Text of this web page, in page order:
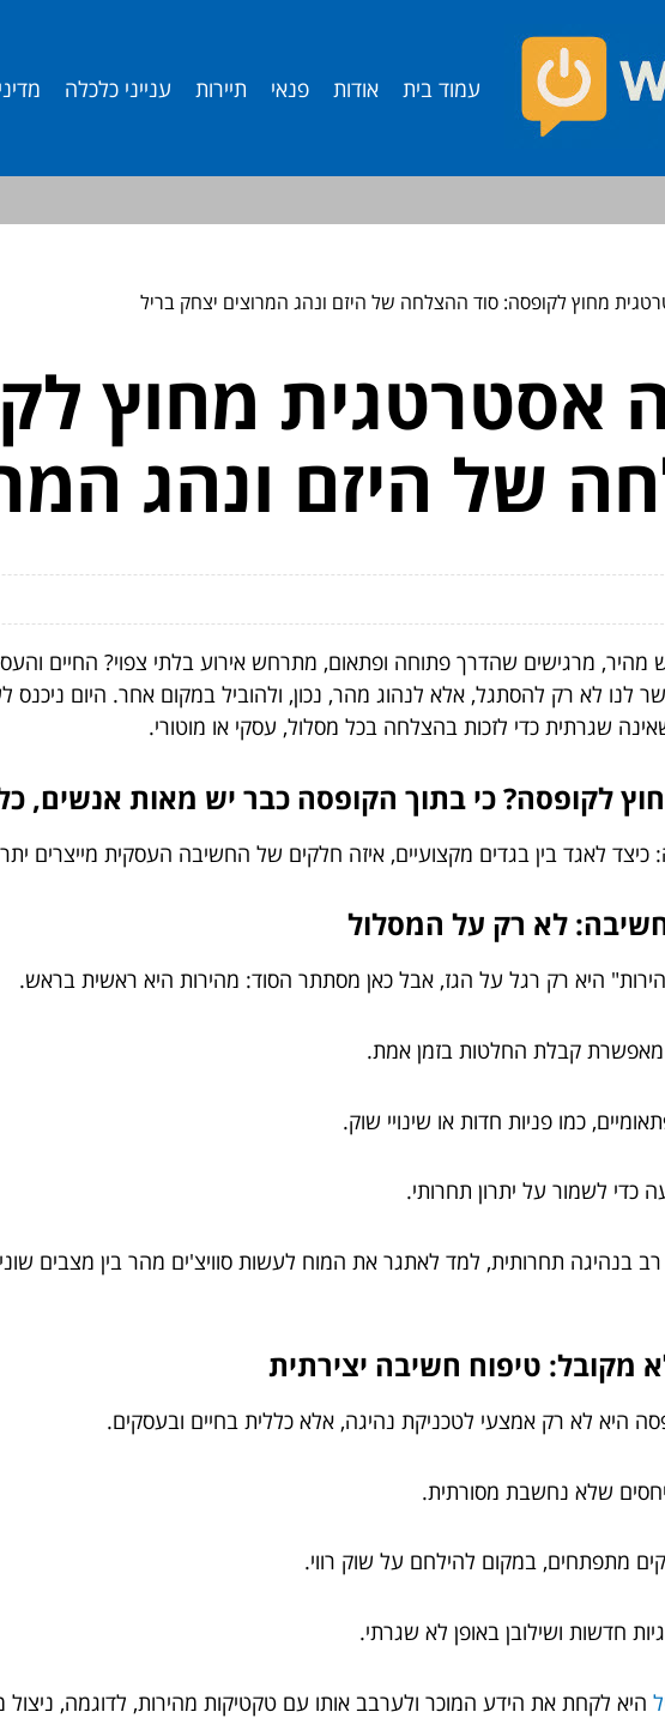
עמוד בית אודות פנאי תיירות ענייני כלכלה
מחוץ לקופסה: סוד ההצלחה של היזם ונהג המרוצים יצחק בריל
אסטרטגית מחוץ
של היזם ונהג
מרגישים שהדרך פתוחה ופתאום, מתרחש אירוע בלתי צפוי? החיים
לנו לא רק להסתגל, אלא לנהוג מהר, נכון, ולהוביל במקום אחר. היום ניכנס
שגרתית כדי לזכות בהצלחה בכל מסלול, עסקי או מוטורי.
לקופסה? כי בתוך הקופסה כבר יש מאות אנשים,
כיצד לאגד בין בגדים מקצועיים, איזה חלקים של החשיבה העסקית מייצרים
היא רק רגל על הגז, אבל כאן מסתתר הסוד: מהירות היא ראשית בראש.
קבלת החלטות בזמן אמת.
כמו פניות חדות או שינויי שוק.
כדי לשמור על יתרון תחרותי.
רב בנהיגה תחרותית, למד לאתגר את המוח לעשות סוויצ'ים מהר בין מצבים
היא לא רק אמצעי לטכניקת נהיגה, אלא כללית בחיים ובעסקים.
שלא נחשבת מסורתית.
מתפתחים, במקום להילחם על שוק רווי.
חדשות ושילובן באופן לא שגרתי.
היא לקחת את הידע המוכר ולערבב אותו עם טקטיקות מהירות, לדוגמה,